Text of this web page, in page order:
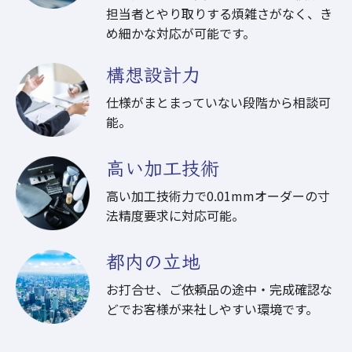
担当者とやり取りする煩雑さがなく、き
め細かな対応が可能です。
構想設計力
仕様がまとまっていない段階から相談可
能。
高い加工技術
高い加工技術力で0.01mmオーダーの寸
法精度要求に対応可能。
都内の立地
お打合せ、ご依頼品の途中・完成確認な
どでお客様が来社しやすい環境です。